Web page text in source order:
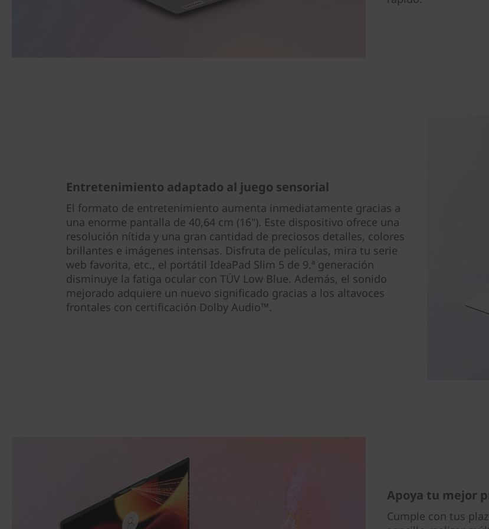
Entretenimiento adaptado al juego sensorial
El formato de entretenimiento aumenta inmediatamente gracias a
una enorme pantalla de 40,64 cm (16"). Este dispositivo ofrece una
resolución nítida y una gran cantidad de preciosos detalles, colores
brillantes e imágenes intensas. Disfruta de películas, mira tu serie
web favorita, etc., el portátil IdeaPad Slim 5 de 9.ª generación
disminuye la fatiga ocular con TÜV Low Blue. Además, el sonido
mejorado adquiere un nuevo significado gracias a los altavoces
frontales con certificación Dolby Audio™.
Apoya tu mejor
Cumple con tus